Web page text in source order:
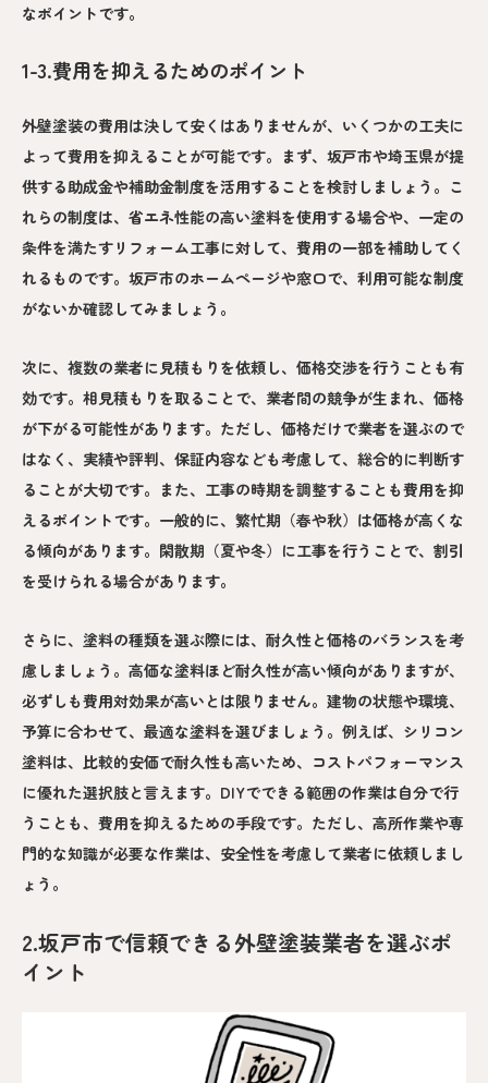
なポイントです。
1-3.費用を抑えるためのポイント
外壁塗装の費用は決して安くはありませんが、いくつかの工夫に
よって費用を抑えることが可能です。まず、坂戸市や埼玉県が提
供する助成金や補助金制度を活用することを検討しましょう。こ
れらの制度は、省エネ性能の高い塗料を使用する場合や、一定の
条件を満たすリフォーム工事に対して、費用の一部を補助してく
れるものです。坂戸市のホームページや窓口で、利用可能な制度
がないか確認してみましょう。
次に、複数の業者に見積もりを依頼し、価格交渉を行うことも有
効です。相見積もりを取ることで、業者間の競争が生まれ、価格
が下がる可能性があります。ただし、価格だけで業者を選ぶので
はなく、実績や評判、保証内容なども考慮して、総合的に判断す
ることが大切です。また、工事の時期を調整することも費用を抑
えるポイントです。一般的に、繁忙期（春や秋）は価格が高くな
る傾向があります。閑散期（夏や冬）に工事を行うことで、割引
を受けられる場合があります。
さらに、塗料の種類を選ぶ際には、耐久性と価格のバランスを考
慮しましょう。高価な塗料ほど耐久性が高い傾向がありますが、
必ずしも費用対効果が高いとは限りません。建物の状態や環境、
予算に合わせて、最適な塗料を選びましょう。例えば、シリコン
塗料は、比較的安価で耐久性も高いため、コストパフォーマンス
に優れた選択肢と言えます。DIYでできる範囲の作業は自分で行
うことも、費用を抑えるための手段です。ただし、高所作業や専
門的な知識が必要な作業は、安全性を考慮して業者に依頼しまし
ょう。
2.坂戸市で信頼できる外壁塗装業者を選ぶポ
イント